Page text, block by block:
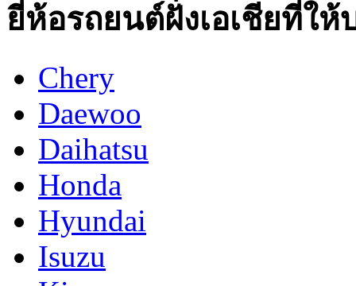
ยี่ห้อรถยนต์ฝั่งเอเชียที่ให้
Chery
Daewoo
Daihatsu
Honda
Hyundai
Isuzu